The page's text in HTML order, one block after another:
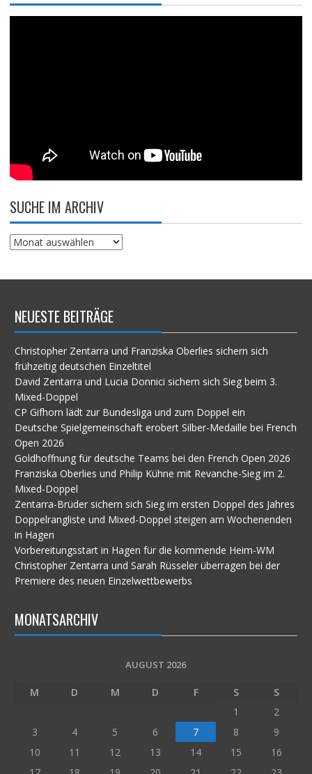
SUCHE IM ARCHIV
Suche
NEUESTE BEITRÄGE
Christopher Zentarra und Franziska Oberlies sichern sich
frühzeitig deutschen Einzeltitel
David Zentarra und Lucia Donnici sichern sich Sieg beim 3.
Mixed-Doppel
CP Gifhorn lädt zur Bundesliga und zum Doppel ein
Deutsche Spielgemeinschaft erobert Silber-Medaille bei French
Open 2026
Goldhoffnung für deutsche Teams bei den French Open 2026
Franziska Oberlies und Philip Kühne mit Revanche-Sieg im 2.
Mixed-Doppel
Zentarra-Brüder sichern sich Sieg im ersten Doppel des Jahres
Doppelrangliste und Mixed-Doppel steigen am Wochenenden
in Hagen
Vorbereitungsstart in Hagen für die kommende Heim-WM
Christopher Zentarra und Sarah Rüsseler überragen bei der
Premiere des neuen Einzelwettbewerbs
MONATSARCHIV
AUGUST 2026
M D M D F S
S
1
2
3
4 5 6 7 8
9
10
11 12 13 14 15
16